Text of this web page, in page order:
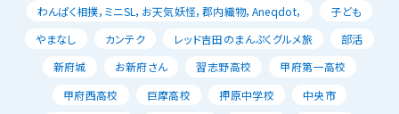
わんぱく相撲，ミニSL，お天気妖怪，郡内織物，Aneqdot，
子ども
やまなし
カンテク レッド吉田のまんぷくグルメ旅
部活
新府城
お新府さん 習志野高校
甲府第一高校
甲府西高校
巨摩高校 押原中学校
中央市